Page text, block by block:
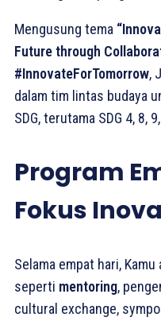
Mengusung tema
Future through
#InnovateForTomorrow,
dalam tim lintas budaya
SDG, terutama SDG 4, 8,
Program
Fokus
Selama empat hari,
seperti mentoring,
cultural exchange,